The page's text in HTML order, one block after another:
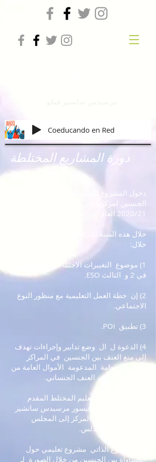
Coeducando en Red
دورة المشاريع المختلطة
2021/22
دخول المشروع التعليمي للمساواة بين
الجنسين لمركزنا
2020/21 العام الدراسي.
خلال هذه السنة الدراسية سيتم تدريسها من
خلال:
1) موضوع
التغييرات الاجتماعية والجنسانية
في 2 و
الثالث ESO.
2) إن
خطة العمل التعليمية مع منظور النوع
الاجتماعي.
3) تطبيق POI.
4) الدعوة ل ال وضع تدابير وإجراءات تهدف
إلى منع العنف بين الجنسين في المراكز
التعليمية العامة المدعومة الأموال العامة من
ميثاق الدولة ضد العنف الجنساني.
5) تنفيذ مشروع التعليم المختلط المقدم
بالاشتراك مع البروفيسور مرسيدس سانشيز
فيكو و AMPA في المركز إلى المجلس
العسكري في الأندلس.
مشروع تعليمي حول
المساواة بين الجنسين من خلال الصورة لـ